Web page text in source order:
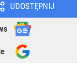
UDOSTĘPNIJ